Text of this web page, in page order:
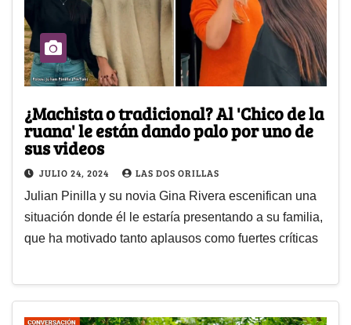
¿Machista o tradicional? Al 'Chico de la
ruana' le están dando palo por uno de
sus videos
JULIO 24, 2024 LAS DOS ORILLAS
Julian Pinilla y su novia Gina Rivera escenifican una
situación donde él le estaría presentando a su familia,
que ha motivado tanto aplausos como fuertes críticas